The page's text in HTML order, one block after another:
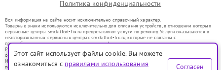
Политика конфиденциальности
Вся информация на сайте носит исключительно справочный характер.
Товарные знаки используются исключительно для описания устройств, в отношении которых
сервисные центры smr.kitfort-fix.ru предоставляют услуги по ремонту. Услуги оказываются в
неавторизованных сервисных центрах smr.kitfort-fix.ru, которые не связаны с
правообладателями товарных знаков или их официальными представителями.
Ремонт осуществляется для устройств, уже введенных в гражданский оборот в соответствии
со статьей 1487 ГК РФ.
Использование товарных знаков не преследует цели индивидуализации услуг или введения
потребителей в заблуждение, а служит для информирования о предоставляемых услугах по
Этот сайт использует файлы cookie. Вы можете
ознакомиться с правилами использования
Согласен